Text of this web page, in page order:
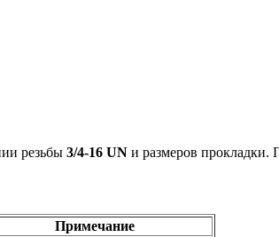
резьбы 3/4-16 UN и размеров прокладки.
Примечание